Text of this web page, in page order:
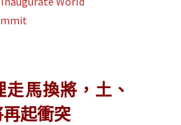
馬換將，土、
起衝突